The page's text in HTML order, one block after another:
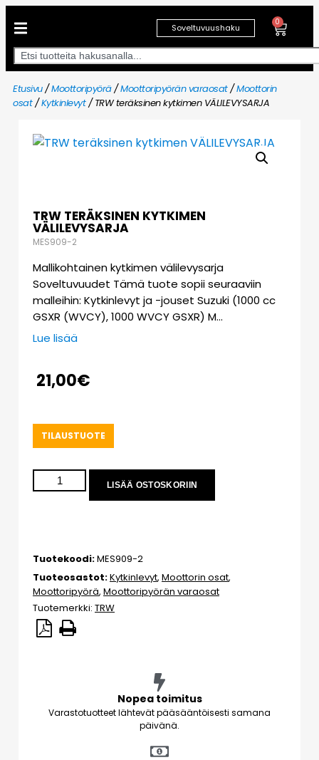
Soveltuvuushaku
0
Etusivu/Moottoripyörä/Moottoripyörän varaosat/Moottorin
osat/Kytkinlevyt/ TRW teräksinen kytkimen VÄLILEVYSARJA
TRW TERÄKSINEN KYTKIMEN
VÄLILEVYSARJA
MES909-2
Mallikohtainen kytkimen välilevysarja
Soveltuvuudet Tämä tuote sopii seuraaviin
malleihin: Kytkinlevyt ja -jouset Suzuki (1000 cc
GSXR (WVCY), 1000 WVCY GSXR) M…
Lue lisää
21,00€
TILAUSTUOTE
LISÄÄ OSTOSKORIIN
Tuotekoodi:MES909-2
Tuoteosastot:Kytkinlevyt, Moottorin osat,
Moottoripyörä, Moottoripyörän varaosat
Tuotemerkki: TRW
Nopea toimitus
Varastotuotteet lähtevät pääsääntöisesti samana
päivänä.